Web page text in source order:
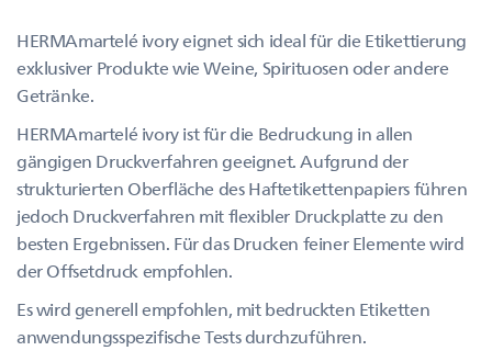
HERMAmartelé ivory eignet sich ideal für die Etikettierung
exklusiver Produkte wie Weine, Spirituosen oder andere
Getränke.
HERMAmartelé ivory ist für die Bedruckung in allen
gängigen Druckverfahren geeignet. Aufgrund der
strukturierten Oberfläche des Haftetikettenpapiers führen
jedoch Druckverfahren mit flexibler Druckplatte zu den
besten Ergebnissen. Für das Drucken feiner Elemente wird
der Offsetdruck empfohlen.
Es wird generell empfohlen, mit bedruckten Etiketten
anwendungsspezifische Tests durchzuführen.